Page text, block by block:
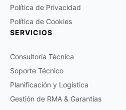
Política de Privacidad
Política de Cookies
SERVICIOS
Consultoría Técnica
Soporte Técnico
Planificación y Logística
Gestión de RMA & Garantías